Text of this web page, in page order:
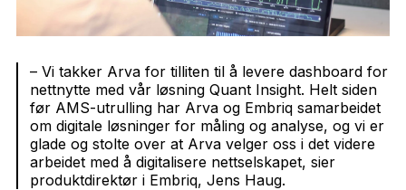
– Vi takker Arva for tilliten til å levere dashboard for
nettnytte med vår løsning Quant Insight. Helt siden
før AMS-utrulling har Arva og Embriq samarbeidet
om digitale løsninger for måling og analyse, og vi er
glade og stolte over at Arva velger oss i det videre
arbeidet med å digitalisere nettselskapet, sier
produktdirektør i Embriq, Jens Haug.